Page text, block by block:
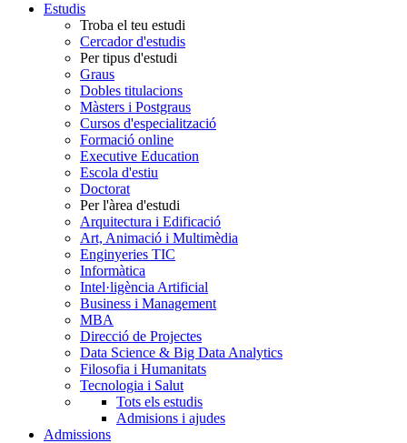
Estudis
Troba el teu estudi
Cercador d'estudis
Per tipus d'estudi
Graus
Dobles titulacions
Màsters i Postgraus
Cursos d'especialització
Formació online
Executive Education
Escola d'estiu
Doctorat
Per l'àrea d'estudi
Arquitectura i Edificació
Art, Animació i Multimèdia
Enginyeries TIC
Informàtica
Intel·ligència Artificial
Business i Management
MBA
Direcció de Projectes
Data Science & Big Data Analytics
Filosofia i Humanitats
Tecnologia i Salut
Tots els estudis
Admisions i ajudes
Admissions